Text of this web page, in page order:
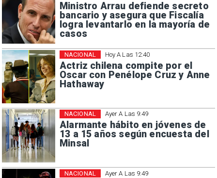
Ministro Arrau defiende secreto
bancario y asegura que Fiscalía
logra levantarlo en la mayoría de
casos
Hoy A Las 12:40
Actriz chilena compite por el
Oscar con Penélope Cruz y Anne
Hathaway
NACIONAL
Ayer A Las 9:49
Alarmante hábito en jóvenes de
13 a 15 años según encuesta del
Minsal
NACIONAL
Ayer A Las 9:49
NACIONAL